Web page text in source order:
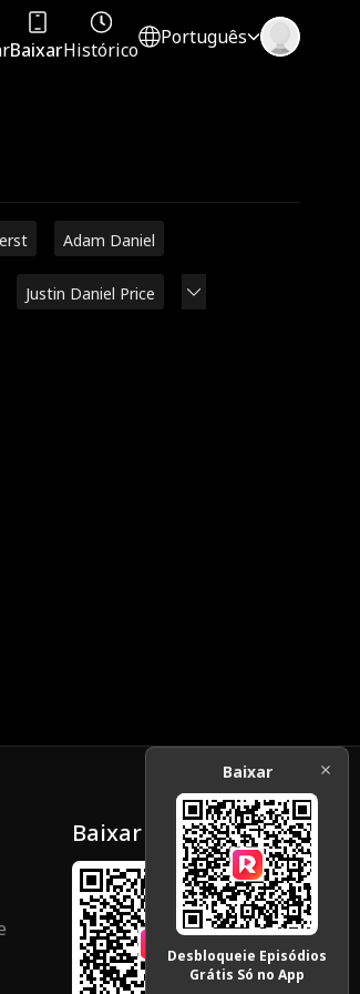
BaixarHistórico
Português
Adam Daniel
Justin Daniel Price
Baixar
Baixar
Desbloqueie Episódios
Grátis Só no App